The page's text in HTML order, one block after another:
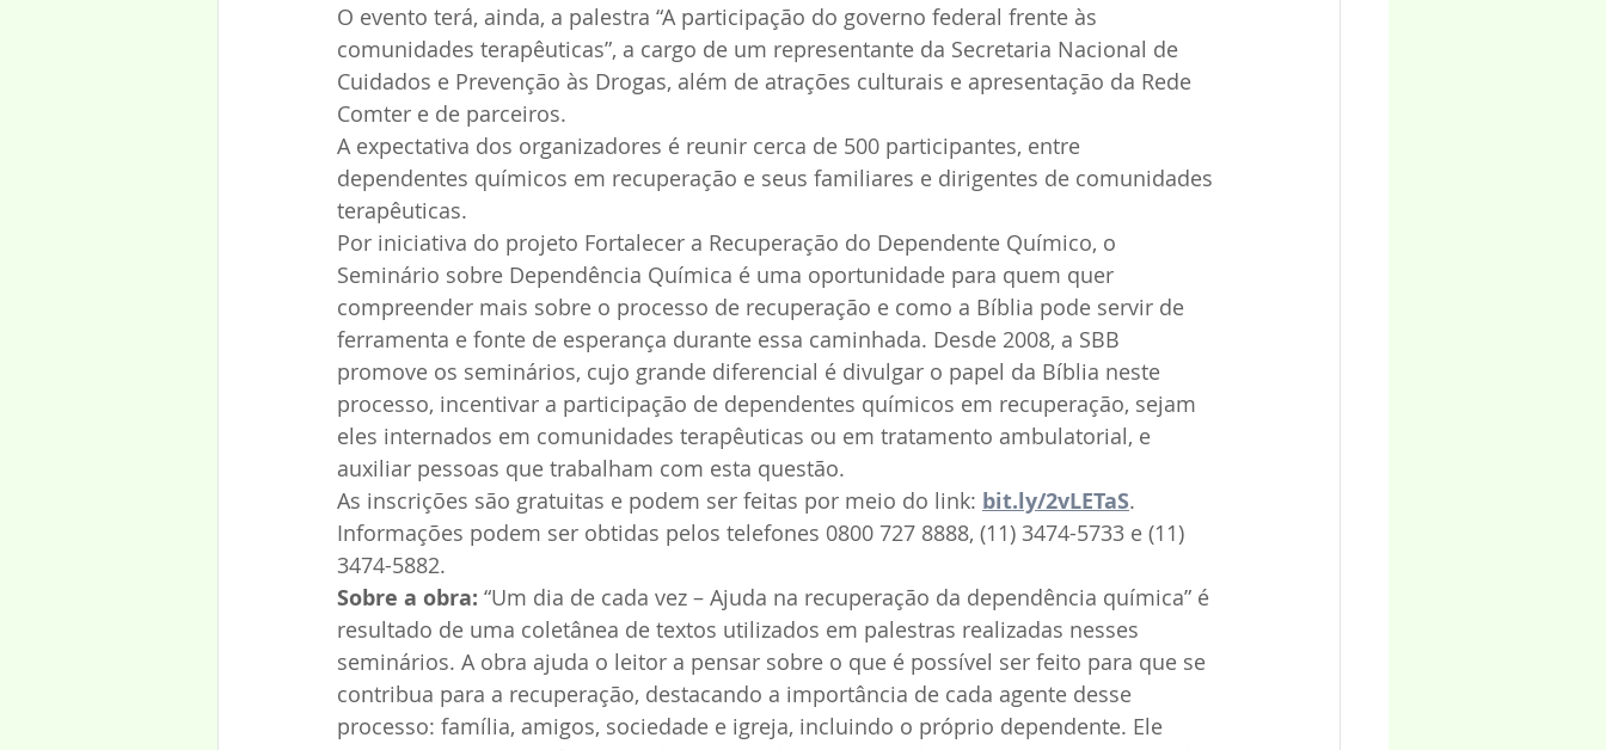
O evento terá, ainda, a palestra “A participação do governo federal frente às
comunidades terapêuticas”, a cargo de um representante da Secretaria Nacional de
Cuidados e Prevenção às Drogas, além de atrações culturais e apresentação da Rede
Comter e de parceiros.
A expectativa dos organizadores é reunir cerca de 500 participantes, entre
dependentes químicos em recuperação e seus familiares e dirigentes de comunidades
terapêuticas.
Por iniciativa do projeto Fortalecer a Recuperação do Dependente Químico, o
Seminário sobre Dependência Química é uma oportunidade para quem quer
compreender mais sobre o processo de recuperação e como a Bíblia pode servir de
ferramenta e fonte de esperança durante essa caminhada. Desde 2008, a SBB
promove os seminários, cujo grande diferencial é divulgar o papel da Bíblia neste
processo, incentivar a participação de dependentes químicos em recuperação, sejam
eles internados em comunidades terapêuticas ou em tratamento ambulatorial, e
auxiliar pessoas que trabalham com esta questão.
As inscrições são gratuitas e podem ser feitas por meio do link: bit.ly/2vLETaS.
Informações podem ser obtidas pelos telefones 0800 727 8888, (11) 3474-5733 e (11)
3474-5882.
Sobre a obra: “Um dia de cada vez – Ajuda na recuperação da dependência química” é
resultado de uma coletânea de textos utilizados em palestras realizadas nesses
seminários. A obra ajuda o leitor a pensar sobre o que é possível ser feito para que se
contribua para a recuperação, destacando a importância de cada agente desse
processo: família, amigos, sociedade e igreja, incluindo o próprio dependente. Ele